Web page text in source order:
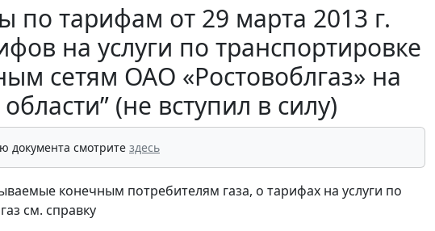
по тарифам от 29 марта 2013 г.
на услуги по транспортировке
сетям ОАО «Ростовоблгаз» на
(не вступил в силу)
документа смотрите здесь
конечным потребителям газа, о тарифах на услуги по
см. справку